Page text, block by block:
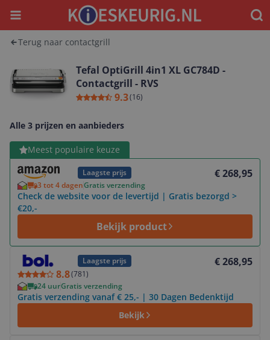
Menu
Terug naar contactgrill
Tefal OptiGrill 4in1 XL GC784D -
Contactgrill - RVS
9.3(16)
Alle 3 prijzen en aanbieders
Meest populaire keuze
Laagste prijs € 268,95
3 tot 4 dagenGratis verzending
Check de website voor de levertijd | Gratis bezorgd >
€20,-
Bekijk product
Bekijk product
Laagste prijs
8.8(781)
€ 268,95
24 uurGratis verzending
Gratis verzending vanaf € 25,- | 30 Dagen Bedenktijd
Bekijk
Bekijk product